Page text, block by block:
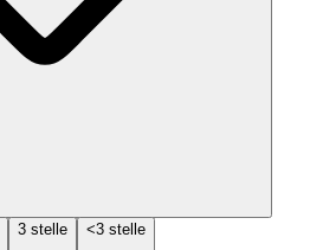
3 stelle <3 stelle